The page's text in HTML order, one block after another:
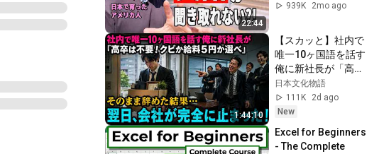
22:44
939K
2mo ago
1:44:10
【スカッと】社内で
唯一10ヶ国語を話す
俺に新社長が「高卒
は不要！クビか給料
５円か選べ」と言っ
てきた。そのまま辞
めた結果
日本文化物語
111K
2d ago
New
Excel for Beginners
- The Complete